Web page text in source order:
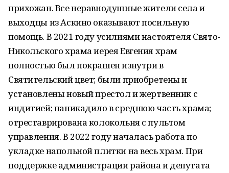
прихожан. Все неравнодушные жители села и
выходцы из Аскино оказывают посильную
помощь. В 2021 году усилиями настоятеля Свято-
Никольского храма иерея Евгения храм
полностью был покрашен изнутри в
Святительский цвет; были приобретены и
установлены новый престол и жертвенник с
индитией; паникадило в среднюю часть храма;
отреставрирована колокольня с пультом
управления. В 2022 году началась работа по
укладке напольной плитки на весь храм. При
поддержке администрации района и депутата